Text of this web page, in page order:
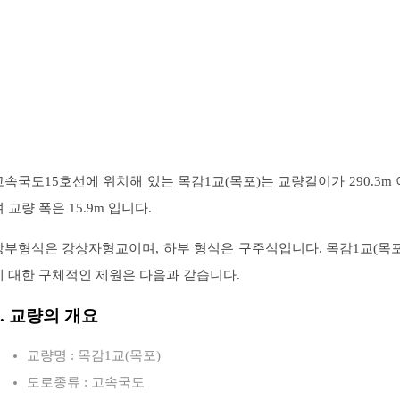
속국도15호선에 위치해 있는 목감1교(목포)는 교량길이가 290.3m
교량 폭은 15.9m 입니다.
부형식은 강상자형교이며, 하부 형식은 구주식입니다. 목감1교(목
대한 구체적인 제원은 다음과 같습니다.
교량의 개요
교량명 : 목감1교(목포)
도로종류 : 고속국도